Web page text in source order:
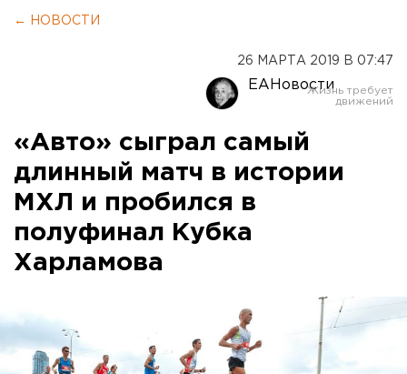
← НОВОСТИ
26 МАРТА 2019 В 07:47
ЕАНовости
«Авто» сыграл самый
длинный матч в истории
МХЛ и пробился в
полуфинал Кубка
Харламова